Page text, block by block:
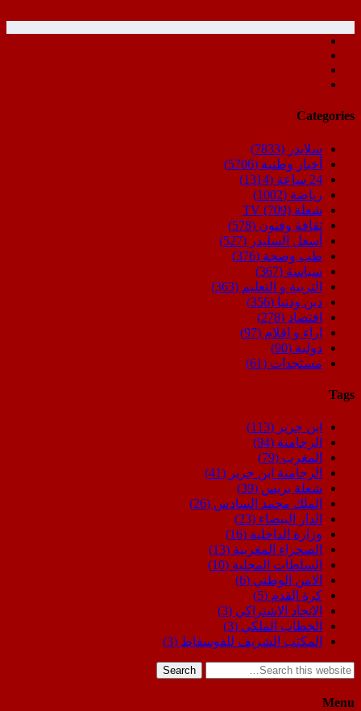
Categories
سلايدر (7833)
أخبار وطنية (5706)
24 ساعة
(1314)
رياضة (1002)
شعلة TV (709)
ثقافة وفنون (578)
أسفل السليدر (527)
طب وصحة (376)
سياسة (367)
التربية و التعليم (363)
دين ودنيا (356)
اقتصاد (278)
اراء و اقلام (97)
دولية (90)
مستجدات (61)
Tags
ابن جرير (113)
الرحامنة (94)
المغرب (79)
الرحامنة ابن جرير (41)
شعلة بريس (39)
الملك محمد السادس (26)
الدار البيضاء (23)
وزارة الداخلية (16)
الصحراء المغربية (13)
السلطات المحلية (10)
الامن الوطني (6)
كرة القدم (5)
الاتحاد الاشتراكي (3)
الخطاب الملكي (3)
المكتب الشريف للفوسفاط (3)
Search
Menu